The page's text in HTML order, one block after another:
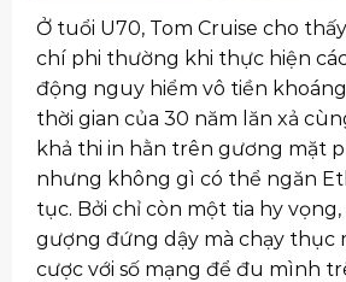
Ở tuổi U70, Tom Cruise cho
chí phi thường khi thực hiện
động nguy hiểm vô tiền
thời gian của 30 năm lăn xả
khả thi in hằn trên gương mặt
nhưng không gì có thể ngăn
tục. Bởi chỉ còn một tia hy vọng,
gượng đứng dậy mà chạy thục
cược với số mạng để đu mình